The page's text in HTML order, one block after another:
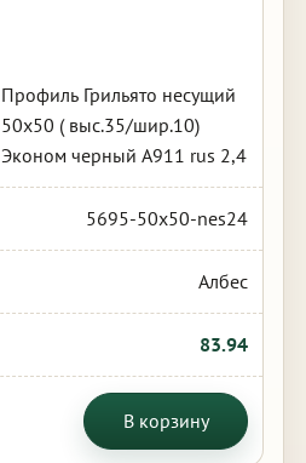
Профиль Грильято несущий
50х50 ( выс.35/шир.10)
Эконом черный А911 rus 2,4
5695-50x50-nes24
Албес
83.94
В корзину